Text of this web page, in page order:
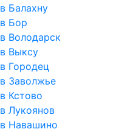
в Балахну
в Бор
в Володарск
в Выксу
в Городец
в Заволжье
в Кстово
в Лукоянов
в Навашино